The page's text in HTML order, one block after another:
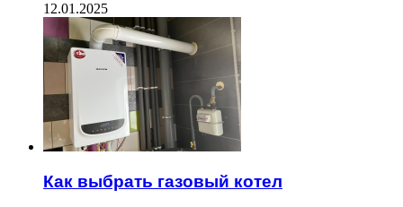
12.01.2025
Как выбрать газовый котел